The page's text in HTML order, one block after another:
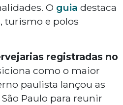
O guia destaca
turismo e polos
registradas no
como o maior
paulista lançou as
Paulo para reunir